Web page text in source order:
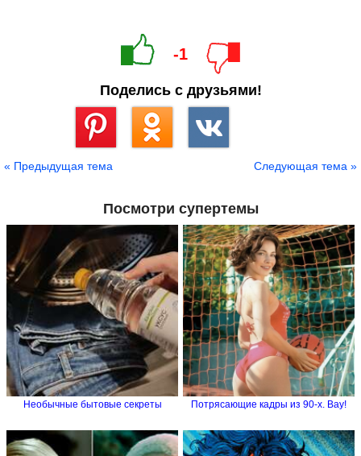
-1
Поделись с друзьями!
« Предыдущая тема Следующая тема »
Посмотри супертемы
Необычные бытовые секреты Потрясающие кадры из 90-х. Вау!